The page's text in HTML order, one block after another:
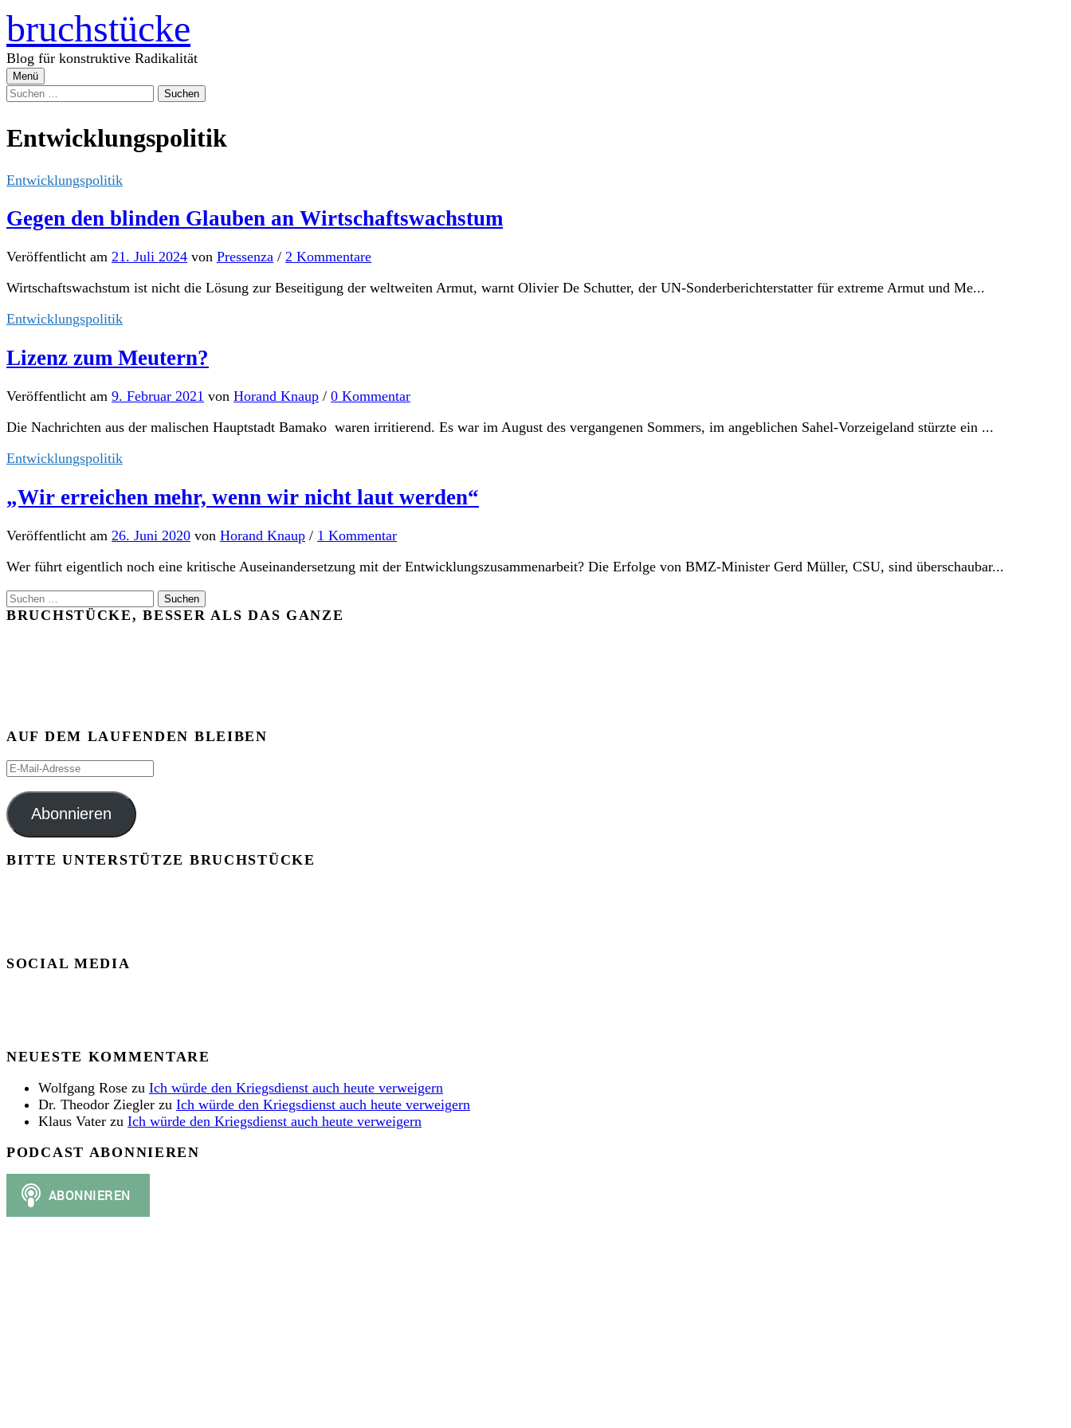
Zum
Inhalt
überspringen
bruchstücke
Blog für konstruktive Radikalität
Menü
Suchen
Entwicklungspolitik
Entwicklungspolitik
Gegen den blinden Glauben an Wirtschaftswachstum
Veröffentlicht am 21. Juli 2024 von Pressenza / 2 Kommentare
Wirtschaftswachstum ist nicht die Lösung zur Beseitigung der weltweiten Armut, warnt Olivier De Schutter, der UN-Sonderberichterstatter für extreme Armut und Me...
Entwicklungspolitik
Lizenz zum Meutern?
Veröffentlicht am 9. Februar 2021 von Horand Knaup / 0 Kommentar
Die Nachrichten aus der malischen Hauptstadt Bamako waren irritierend. Es war im August des vergangenen Sommers, im angeblichen Sahel-Vorzeigeland stürzte ein ...
Entwicklungspolitik
„Wir erreichen mehr, wenn wir nicht laut werden“
Veröffentlicht am 26. Juni 2020 von Horand Knaup / 1 Kommentar
Wer führt eigentlich noch eine kritische Auseinandersetzung mit der Entwicklungszusammenarbeit? Die Erfolge von BMZ-Minister Gerd Müller, CSU, sind überschaubar...
Suchen
nach:
BRUCHSTÜCKE, BESSER ALS DAS GANZE
AUF DEM LAUFENDEN BLEIBEN
E-
Adresse
Abonnieren
BITTE UNTERSTÜTZE BRUCHSTÜCKE
SOCIAL MEDIA
NEUESTE KOMMENTARE
Wolfgang Rose zu Ich würde den Kriegsdienst auch heute verweigern
Dr. Theodor Ziegler zu Ich würde den Kriegsdienst auch heute verweigern
Klaus Vater zu Ich würde den Kriegsdienst auch heute verweigern
PODCAST ABONNIEREN